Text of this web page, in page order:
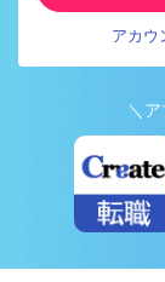
アカウ
＼